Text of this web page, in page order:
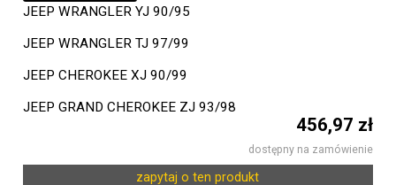
JEEP WRANGLER YJ 90/95
JEEP WRANGLER TJ 97/99
JEEP CHEROKEE XJ 90/99
JEEP GRAND CHEROKEE ZJ 93/98
456,97 zł
dostępny na zamówienie
zapytaj o ten produkt